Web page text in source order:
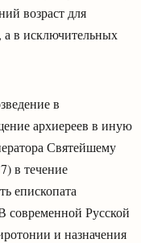
возраст для
а в исключительных
в
архиереев в иную
Святейшему
в течение
епископата
современной Русской
и назначения